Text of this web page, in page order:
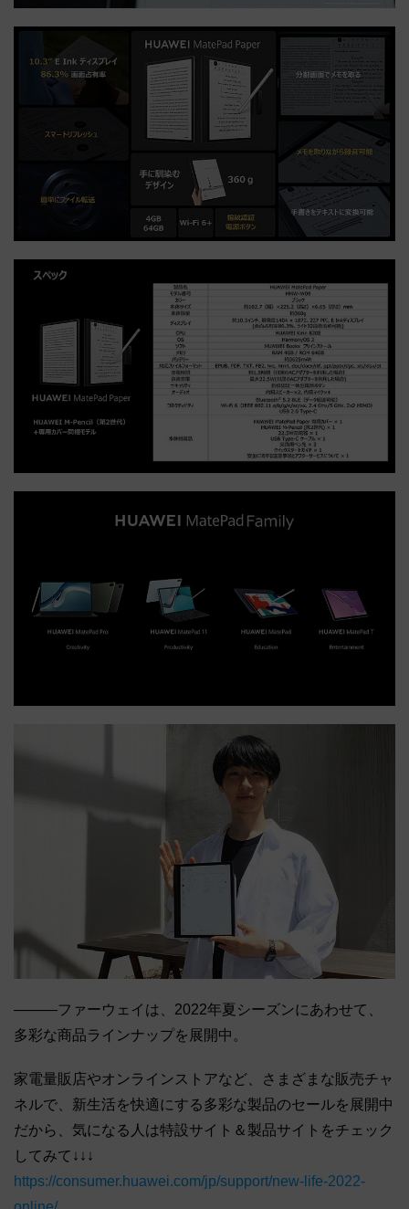
―――ファーウェイは、2022年夏シーズンにあわせて、
多彩な商品ラインナップを展開中。
家電量販店やオンラインストアなど、さまざまな販売チャ
ネルで、新生活を快適にする多彩な製品のセールを展開中
だから、気になる人は特設サイト＆製品サイトをチェック
してみて↓↓↓
https://consumer.huawei.com/jp/support/new-life-2022-